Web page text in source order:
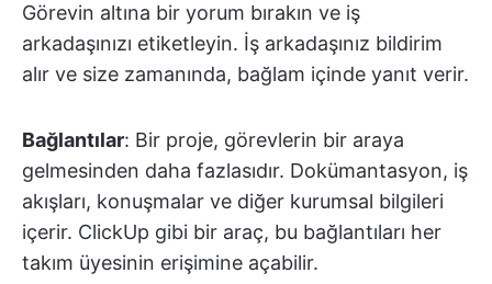
Görevin altına bir yorum bırakın ve iş
arkadaşınızı etiketleyin. İş arkadaşınız bildirim
alır ve size zamanında, bağlam içinde yanıt verir.
Bağlantılar: Bir proje, görevlerin bir araya
gelmesinden daha fazlasıdır. Dokümantasyon, iş
akışları, konuşmalar ve diğer kurumsal bilgileri
içerir. ClickUp gibi bir araç, bu bağlantıları her
takım üyesinin erişimine açabilir.